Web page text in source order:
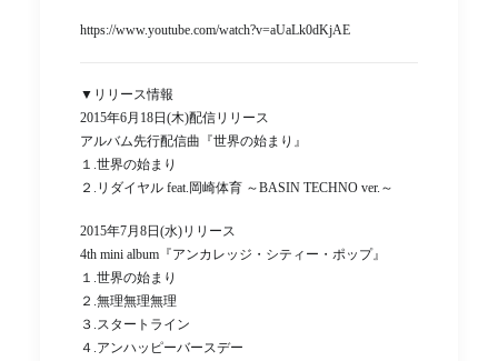
https://www.youtube.com/watch?v=aUaLk0dKjAE
▼リリース情報
2015年6月18日(木)配信リリース
アルバム先行配信曲『世界の始まり』
１.世界の始まり
２.リダイヤル feat.岡崎体育 ～BASIN TECHNO ver.～
2015年7月8日(水)リリース
4th mini album『アンカレッジ・シティー・ポップ』
１.世界の始まり
２.無理無理無理
３.スタートライン
４.アンハッピーバースデー